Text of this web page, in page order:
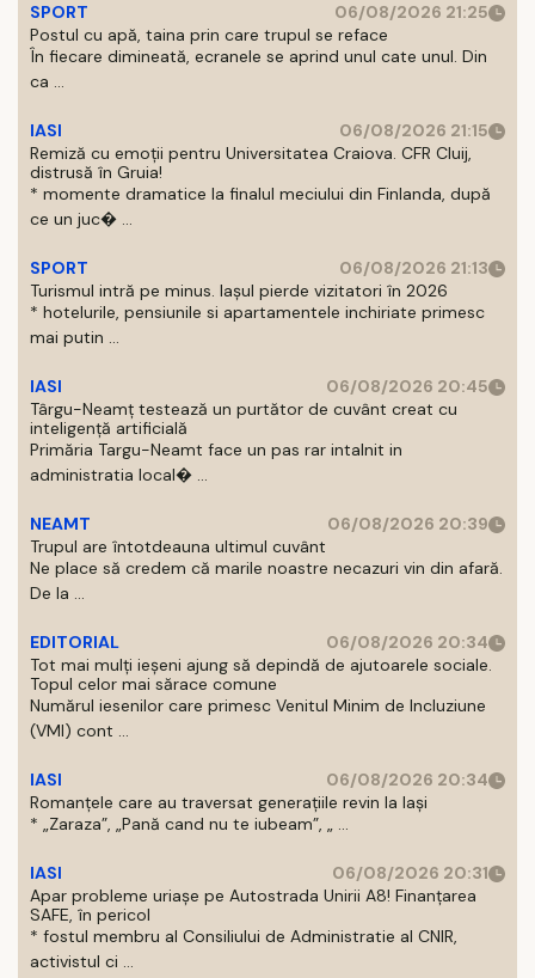
SPORT
06/08/2026 21:25
Postul cu apă, taina prin care trupul se reface
În fiecare dimineată, ecranele se aprind unul cate unul. Din
ca ...
IASI
06/08/2026 21:15
Remiză cu emoții pentru Universitatea Craiova. CFR Cluij,
distrusă în Gruia!
* momente dramatice la finalul meciului din Finlanda, după
ce un juc� ...
SPORT
06/08/2026 21:13
Turismul intră pe minus. Iașul pierde vizitatori în 2026
* hotelurile, pensiunile si apartamentele inchiriate primesc
mai putin ...
IASI
06/08/2026 20:45
Târgu-Neamț testează un purtător de cuvânt creat cu
inteligență artificială
Primăria Targu-Neamt face un pas rar intalnit in
administratia local� ...
NEAMT
06/08/2026 20:39
Trupul are întotdeauna ultimul cuvânt
Ne place să credem că marile noastre necazuri vin din afară.
De la ...
EDITORIAL
06/08/2026 20:34
Tot mai mulți ieșeni ajung să depindă de ajutoarele sociale.
Topul celor mai sărace comune
Numărul iesenilor care primesc Venitul Minim de Incluziune
(VMI) cont ...
IASI
06/08/2026 20:34
Romanțele care au traversat generațiile revin la Iași
* „Zaraza”, „Pană cand nu te iubeam”, „ ...
IASI
06/08/2026 20:31
Apar probleme uriașe pe Autostrada Unirii A8! Finanțarea
SAFE, în pericol
* fostul membru al Consiliului de Administratie al CNIR,
activistul ci ...